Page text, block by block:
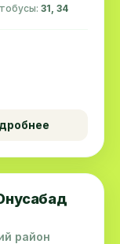
31, 34
район